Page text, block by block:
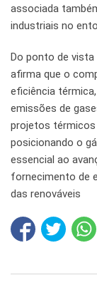
associada
industriais no
Do ponto de
afirma que o
eficiência
emissões de
projetos térmicos
posicionando o
essencial ao
fornecimento de
das renováveis